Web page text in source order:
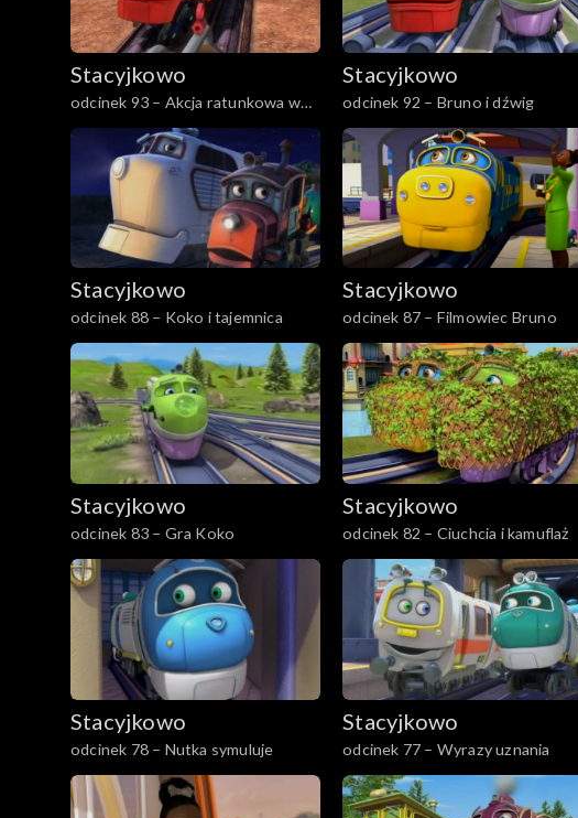
Stacyjkowo
odcinek 93 – Akcja ratunkowa w
skalnej kopalni
Stacyjkowo
odcinek 92 – Bruno i dźwig
Stacyjkowo
odcinek 88 – Koko i tajemnica
Stacyjkowo
odcinek 87 – Filmowiec Bruno
Stacyjkowo
odcinek 83 – Gra Koko
Stacyjkowo
odcinek 82 – Ciuchcia i kamuflaż
Stacyjkowo
odcinek 78 – Nutka symuluje
Stacyjkowo
odcinek 77 – Wyrazy uznania